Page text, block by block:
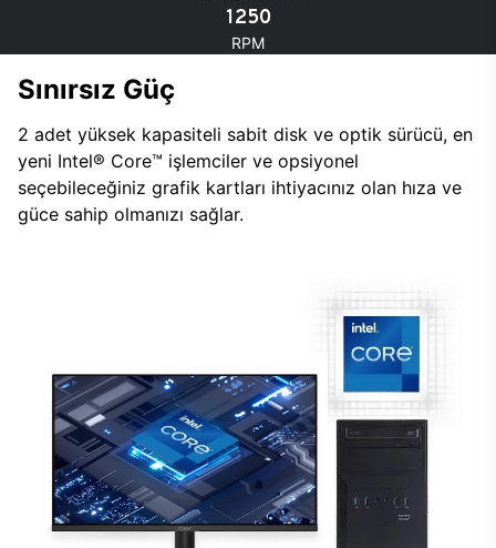
1250
RPM
Sınırsız Güç
2 adet yüksek kapasiteli sabit disk ve optik sürücü, en
yeni Intel® Core™ işlemciler ve opsiyonel
seçebileceğiniz grafik kartları ihtiyacınız olan hıza ve
güce sahip olmanızı sağlar.